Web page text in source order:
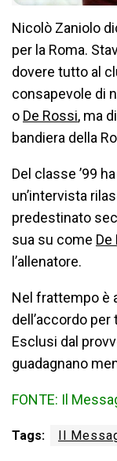
Nicolò Zaniolo
per la Roma.
dovere tutto al
consapevole di
o De Rossi, ma
bandiera della
Del classe ’99
un’intervista
predestinato
sua su come De
l’allenatore.
Nel frattempo è
dell’accordo
Esclusi dal
guadagnano
FONTE: Il
Tags: Il